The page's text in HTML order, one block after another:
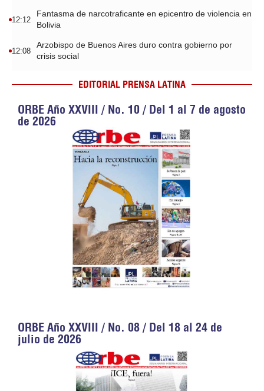
12:12
Fantasma de narcotraficante en epicentro de violencia en
Bolivia
12:08
Arzobispo de Buenos Aires duro contra gobierno por
crisis social
EDITORIAL PRENSA LATINA
ORBE Año XXVIII / No. 10 / Del 1 al 7 de agosto
de 2026
ORBE Año XXVIII / No. 08 / Del 18 al 24 de
julio de 2026